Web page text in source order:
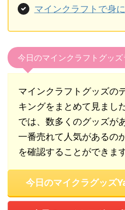
マインクラフトで身
今日のマインクラフトグッ
マインクラフトグッズの
キングをまとめて見まし
では、数多くのグッズが
一番売れて人気があるの
を確認することができます
今日のマイクラグッズ